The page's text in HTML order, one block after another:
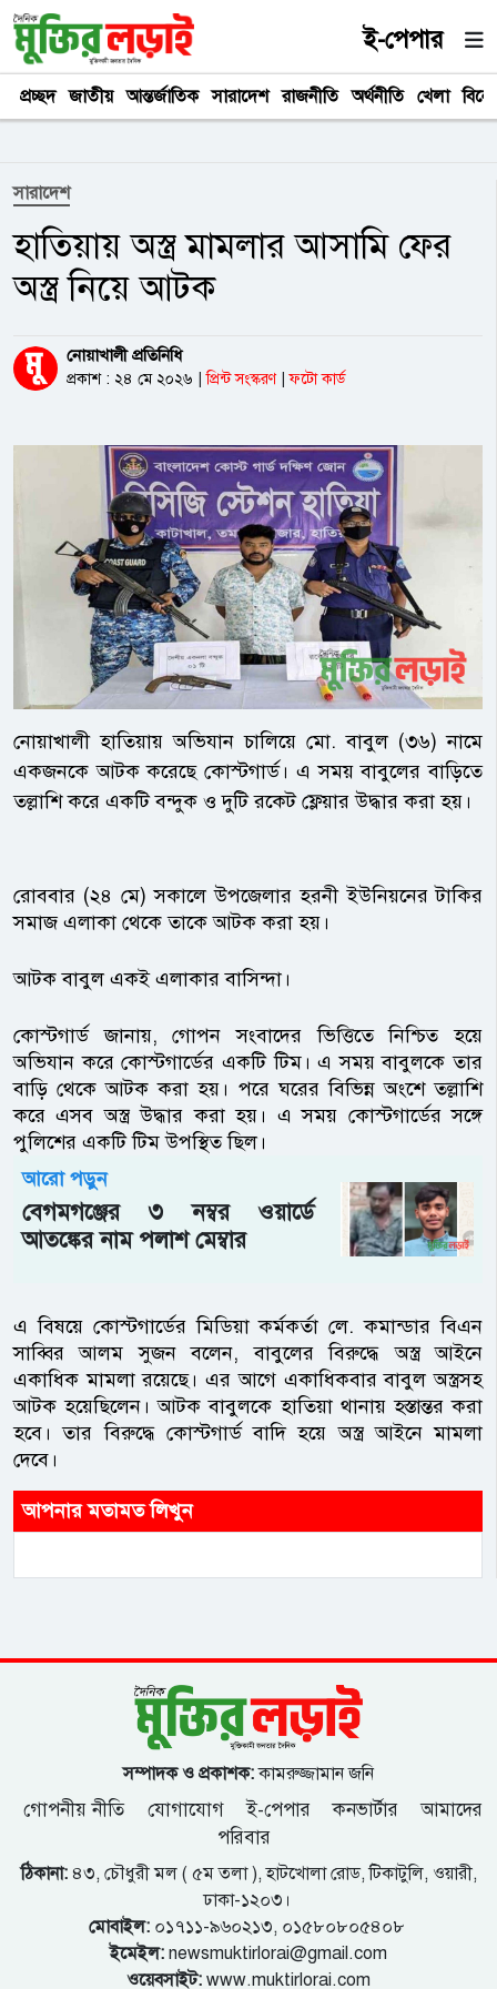
ই-পেপার
প্রচ্ছদ জাতীয় আন্তর্জাতিক সারাদেশ রাজনীতি অর্থনীতি খেলা
সারাদেশ
হাতিয়ায় অস্ত্র মামলার আসামি ফের
অস্ত্র নিয়ে আটক
নোয়াখালী প্রতিনিধি
প্রকাশ : ২৪ মে ২০২৬ প্রিন্ট সংস্করণ ফটো কার্ড
নোয়াখালী হাতিয়ায় অভিযান চালিয়ে মো. বাবুল (৩৬) নামে
একজনকে আটক করেছে কোস্টগার্ড। এ সময় বাবুলের বাড়িতে
তল্লাশি করে একটি বন্দুক ও দুটি রকেট ফ্লেয়ার উদ্ধার করা হয়।
রোববার (২৪ মে) সকালে উপজেলার হরনী ইউনিয়নের টাকির
সমাজ এলাকা থেকে তাকে আটক করা হয়।
আটক বাবুল একই এলাকার বাসিন্দা।
কোস্টগার্ড জানায়, গোপন সংবাদের ভিত্তিতে নিশ্চিত হয়ে
অভিযান করে কোস্টগার্ডের একটি টিম। এ সময় বাবুলকে তার
বাড়ি থেকে আটক করা হয়। পরে ঘরের বিভিন্ন অংশে তল্লাশি
করে এসব অস্ত্র উদ্ধার করা হয়। এ সময় কোস্টগার্ডের সঙ্গে
পুলিশের একটি টিম উপস্থিত ছিল।
আরো পড়ুন
বেগমগঞ্জের ৩ নম্বর ওয়ার্ডে
আতঙ্কের নাম পলাশ মেম্বার
এ বিষয়ে কোস্টগার্ডের মিডিয়া কর্মকর্তা লে. কমান্ডার বিএন
সাব্বির আলম সুজন বলেন, বাবুলের বিরুদ্ধে অস্ত্র আইনে
একাধিক মামলা রয়েছে। এর আগে একাধিকবার বাবুল অস্ত্রসহ
আটক হয়েছিলেন। আটক বাবুলকে হাতিয়া থানায় হস্তান্তর করা
হবে। তার বিরুদ্ধে কোস্টগার্ড বাদি হয়ে অস্ত্র আইনে মামলা
দেবে।
আপনার মতামত লিখুন
সম্পাদক ও প্রকাশক:কামরুজ্জামান জনি
গোপনীয় নীতি যোগাযোগ ই-পেপার কনভার্টার
আমাদের
পরিবার
ঠিকানা:৪৩, চৌধুরী মল ( ৫ম তলা ), হাটখোলা রোড, টিকাটুলি, ওয়ারী,
ঢাকা-১২০৩।
মোবাইল:০১৭১১-৯৬০২১৩, ০১৫৮০৮০৫৪০৮
ইমেইল: newsmuktirlorai@gmail.com
ওয়েবসাইট: www.muktirlorai.com